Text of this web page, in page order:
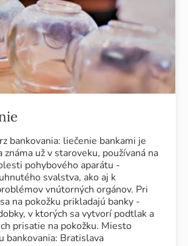
bankovania: liečenie bankami je
známa už v staroveku, používaná na
pohybového aparátu -
svalstva, ako aj k
vnútorných orgánov. Pri
na pokožku prikladajú banky -
v ktorých sa vytvorí podtlak a
prisatie na pokožku. Miesto
bankovania: Bratislava